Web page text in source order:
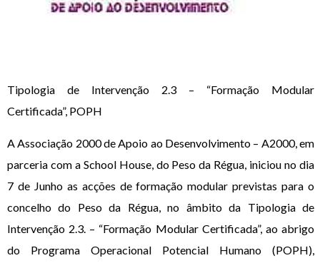
Tipologia de Intervenção 2.3 – “Formação Modular
Certificada”, POPH
A Associação 2000 de Apoio ao Desenvolvimento – A2000, em
parceria com a School House, do Peso da Régua, iniciou no dia
7 de Junho as acções de formação modular previstas para o
concelho do Peso da Régua, no âmbito da Tipologia de
Intervenção 2.3. – “Formação Modular Certificada”, ao abrigo
do Programa Operacional Potencial Humano (POPH),